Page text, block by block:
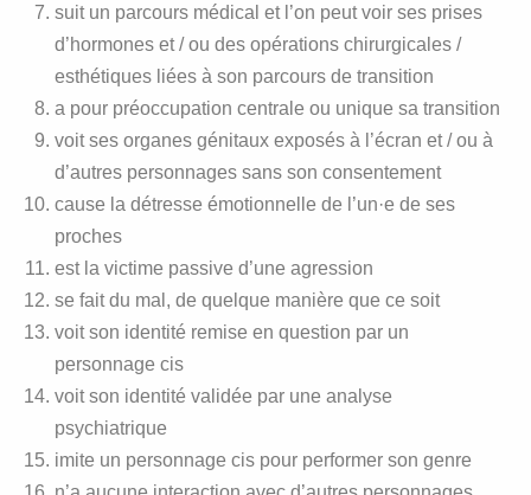
suit un parcours médical et l’on peut voir ses prises
d’hormones et / ou des opérations chirurgicales /
esthétiques liées à son parcours de transition
a pour préoccupation centrale ou unique sa transition
voit ses organes génitaux exposés à l’écran et / ou à
d’autres personnages sans son consentement
cause la détresse émotionnelle de l’un·e de ses
proches
est la victime passive d’une agression
se fait du mal, de quelque manière que ce soit
voit son identité remise en question par un
personnage cis
voit son identité validée par une analyse
psychiatrique
imite un personnage cis pour performer son genre